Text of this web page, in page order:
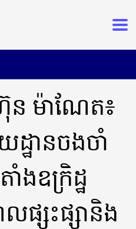
ន ម៉ាណែត៖
ដ្ឋានចងចាំ
ាំងឧក្រិដ្ឋ
ផ្សះផ្សានិង